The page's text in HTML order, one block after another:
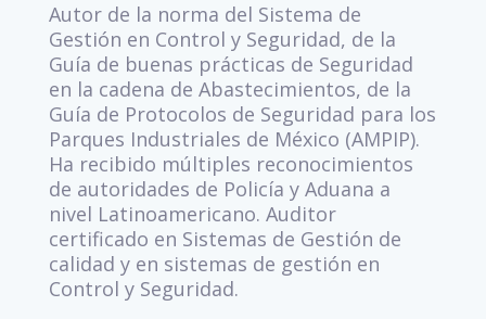
Autor de la norma del Sistema de
Gestión en Control y Seguridad, de la
Guía de buenas prácticas de Seguridad
en la cadena de Abastecimientos, de la
Guía de Protocolos de Seguridad para los
Parques Industriales de México (AMPIP).
Ha recibido múltiples reconocimientos
de autoridades de Policía y Aduana a
nivel Latinoamericano. Auditor
certificado en Sistemas de Gestión de
calidad y en sistemas de gestión en
Control y Seguridad.